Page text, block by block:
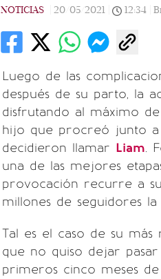
NOTICIAS 20/05/2021 12:34
Luego de las
después de su parto, la
disfrutando al máximo
hijo que procreó junto
decidieron llamar Liam.
una de las mejores
provocación recurre a
millones de seguidores
Tal es el caso de su
que no quiso dejar
primeros cinco meses